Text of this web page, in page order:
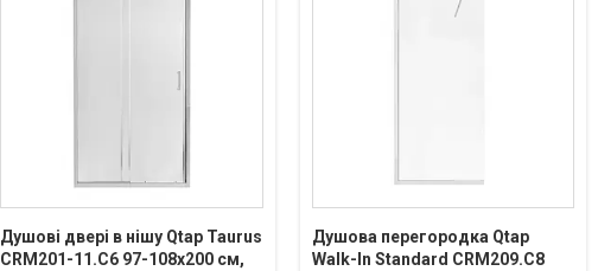
Душові двері в нішу Qtap Taurus
CRM201-11.C6 97-108x200 см,
Душова перегородка Qtap
Walk-In Standard CRM209.C8